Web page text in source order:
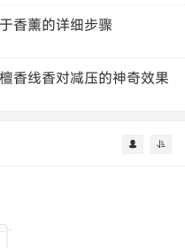
香薰的详细步骤
香线香对减压的神奇效果